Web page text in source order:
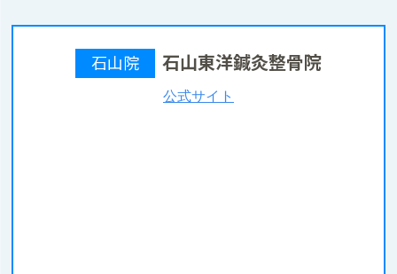
石山院 石山東洋鍼灸整骨院
公式サイト